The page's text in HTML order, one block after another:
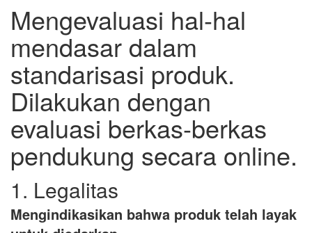
Mengevaluasi hal-hal
mendasar dalam
standarisasi produk.
Dilakukan dengan
evaluasi berkas-berkas
pendukung secara online.
1. Legalitas
Mengindikasikan bahwa produk telah layak